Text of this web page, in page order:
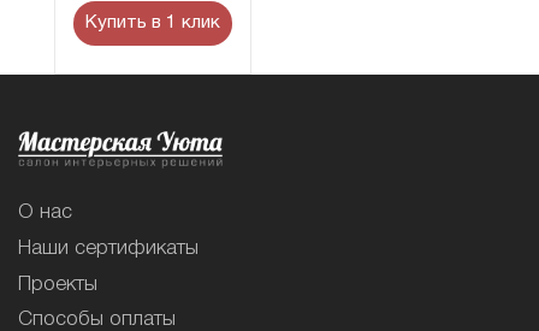
Купить в 1 клик
О нас
Наши сертификаты
Проекты
Способы оплаты